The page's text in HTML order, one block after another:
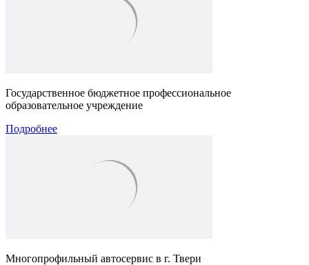
Государственное бюджетное профессиональное
образовательное учреждение
Подробнее
Многопрофильный автосервис в г. Твери